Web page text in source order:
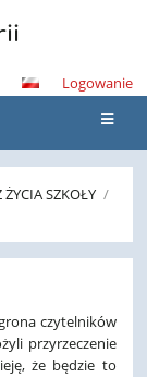
Logowanie
ŻYCIA SZKOŁY /
czytelników
przyrzeczenie
że będzie to